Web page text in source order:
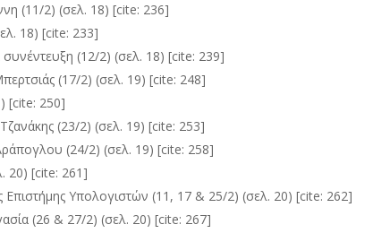
(11/2) (σελ. 18) [cite: 236]
18) [cite: 233]
συνέντευξη (12/2) (σελ. 18) [cite: 239]
(17/2) (σελ. 19) [cite: 248]
[cite: 250]
(23/2) (σελ. 19) [cite: 253]
(24/2) (σελ. 19) [cite: 258]
20) [cite: 261]
Επιστήμης Υπολογιστών (11, 17 & 25/2) (σελ. 20) [cite: 262]
(26 & 27/2) (σελ. 20) [cite: 267]